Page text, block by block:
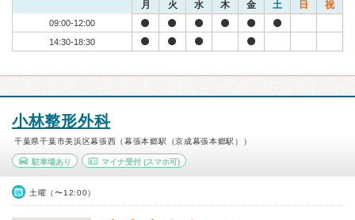
月 火 水 木 金 土 日 祝
09:00-12:00
14:30-18:30
小林整形外科
千葉県千葉市美浜区幕張西（幕張本郷駅（京成幕張本郷駅））
駐車場あり マイナ受付(スマホ可)
土曜（〜12:00）